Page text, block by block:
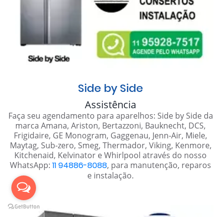
Side by Side
Assistência
Faça seu agendamento para aparelhos: Side by Side da
marca Amana, Ariston, Bertazzoni, Bauknecht, DCS,
Frigidaire, GE Monogram, Gaggenau, Jenn-Air, Miele,
Maytag, Sub-zero, Smeg, Thermador, Viking, Kenmore,
Kitchenaid, Kelvinator e Whirlpool através do nosso
WhatsApp: 11 94886-8088, para manutenção, reparos
e instalação.